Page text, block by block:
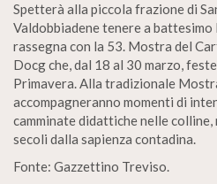
Spetterà alla piccola frazione di
Valdobbiadene tenere a battesimo
rassegna con la 53. Mostra del
Docg che, dal 18 al 30 marzo,
Primavera. Alla tradizionale
accompagneranno momenti di
camminate didattiche nelle
secoli dalla sapienza contadina.
Fonte: Gazzettino Treviso.